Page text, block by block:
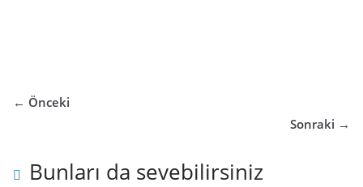
← Önceki
Sonraki →
Bunları da sevebilirsiniz